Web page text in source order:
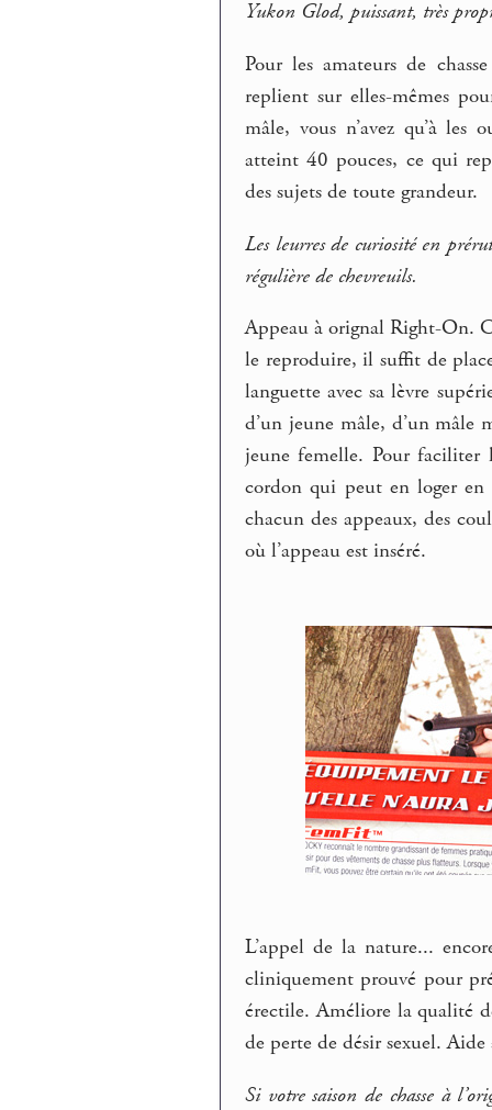
Yukon Glod, puissant, très
Pour les amateurs de
replient sur elles-mêmes
mâle, vous n’avez qu’à les
atteint 40 pouces, ce qui
des sujets de toute grandeur.
Les leurres de curiosité en
régulière de chevreuils.
Appeau à orignal Right-On.
le reproduire, il suffit de
languette avec sa lèvre
d’un jeune mâle, d’un mâle
jeune femelle. Pour faciliter
cordon qui peut en loger
chacun des appeaux, des
où l’appeau est inséré.
L’appel de la nature...
cliniquement prouvé pour
érectile. Améliore la qualité
de perte de désir sexuel.
Si votre saison de chasse à